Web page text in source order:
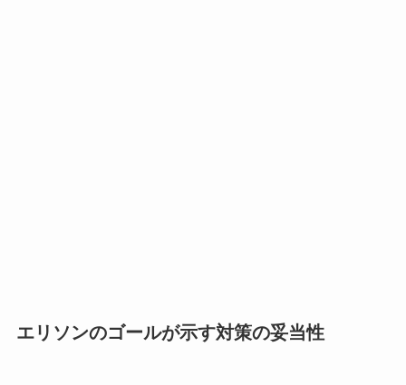
エリソンのゴールが示す対策の妥当性